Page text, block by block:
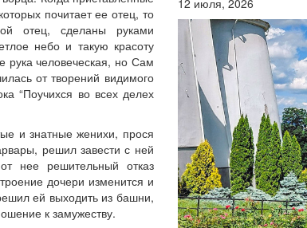
почитает ее отец, то
отец, сделаны руками
небо и такую красоту
рука человеческая, но Сам
от творений видимого
“Поучихся во всех делех
и знатные женихи, прося
решил завести с ней
нее решительный отказ
дочери изменится и
ей выходить из башни,
к замужеству.